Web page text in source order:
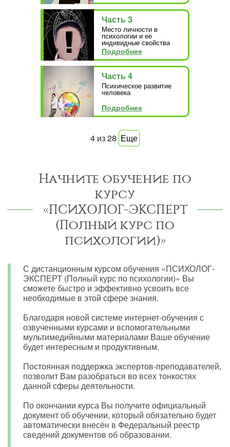
Часть 3
Место личности в
психологии и ее
индивидные свойства
Подробнее
Часть 4
Психическое развитие
человека
Подробнее
4 из28 Еще
Начните обучение по
курсу
«ПСИХОЛОГ-ЭКСПЕРТ
(Полный курс по
психологии)»
С дистанционным курсом обучения «ПСИХОЛОГ-
ЭКСПЕРТ (Полный курс по психологии)» Вы
сможете быстро и эффективно усвоить все
необходимые в этой сфере знания.
Благодаря новой системе интернет-обучения с
озвученными курсами и вспомогательными
мультимедийными материалами Ваше обучение
будет интересным и продуктивным.
Постоянная поддержка экспертов-преподавателей,
позволит Вам разобраться во всех тонкостях
данной сферы деятельности.
По окончании курса Вы получите официальный
документ об обучении, который обязательно будет
автоматически внесён в Федеральный реестр
сведений документов об образовании.